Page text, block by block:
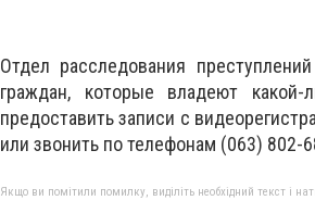
Отдел расследования
граждан, которые владеют
предоставить записи с
или звонить по телефонам (063) 802-
Якщо ви помітили помилку, виділіть необхідний текст і